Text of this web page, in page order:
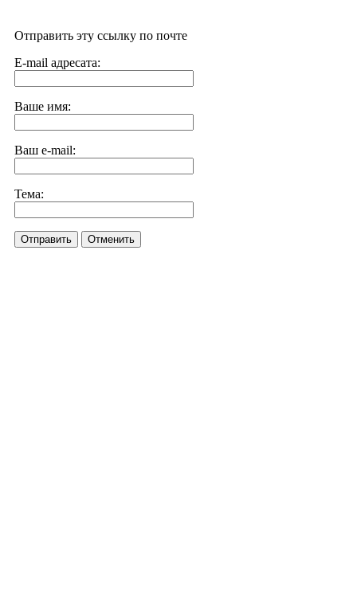
Отправить эту ссылку по почте
E-mail адресата:
Ваше имя:
Ваш e-mail:
Тема:
Отправить Отменить